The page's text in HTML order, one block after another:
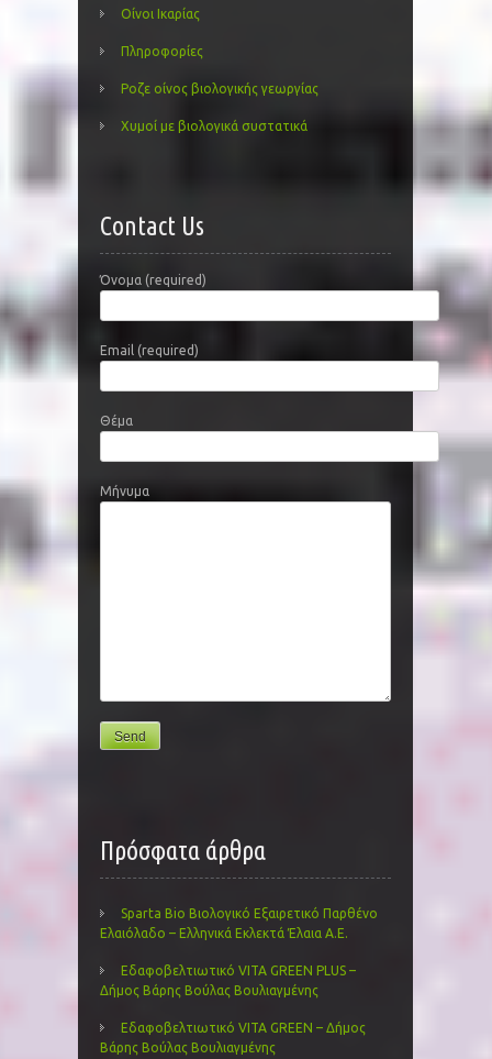
Οίνοι Ικαρίας
Πληροφορίες
Ροζε οίνος βιολογικής γεωργίας
Χυμοί με βιολογικά συστατικά
Contact Us
Όνομα (required)
Email (required)
Θέμα
Μήνυμα
Πρόσφατα άρθρα
Sparta Bio Βιολογικό Εξαιρετικό Παρθένο
Ελαιόλαδο – Ελληνικά Εκλεκτά Έλαια Α.Ε.
Εδαφοβελτιωτικό VITA GREEN PLUS –
Δήμος Βάρης Βούλας Βουλιαγμένης
Εδαφοβελτιωτικό VITA GREEN – Δήμος
Βάρης Βούλας Βουλιαγμένης